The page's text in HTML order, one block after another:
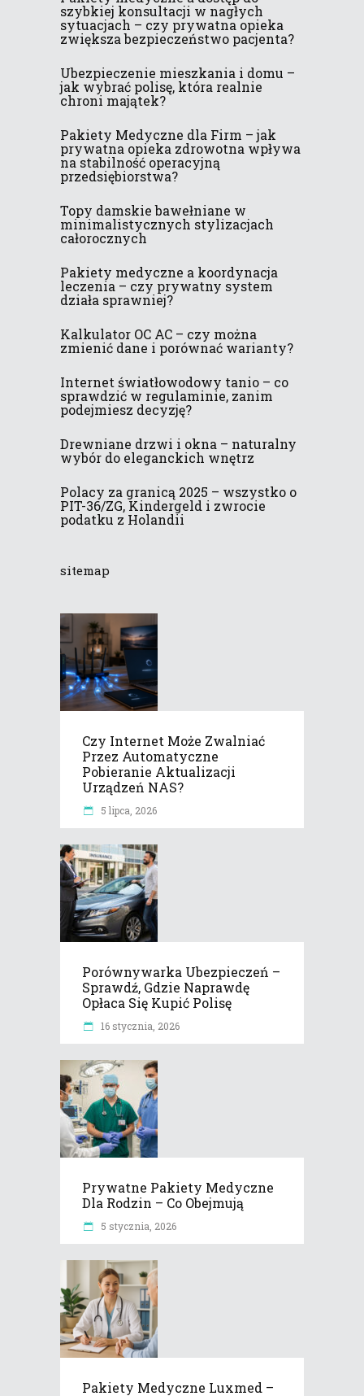
szybkiej konsultacji w nagłych
sytuacjach – czy prywatna opieka
zwiększa bezpieczeństwo pacjenta?
Ubezpieczenie mieszkania i domu –
jak wybrać polisę, która realnie
chroni majątek?
Pakiety Medyczne dla Firm – jak
prywatna opieka zdrowotna wpływa
na stabilność operacyjną
przedsiębiorstwa?
Topy damskie bawełniane w
minimalistycznych stylizacjach
całorocznych
Pakiety medyczne a koordynacja
leczenia – czy prywatny system
działa sprawniej?
Kalkulator OC AC – czy można
zmienić dane i porównać warianty?
Internet światłowodowy tanio – co
sprawdzić w regulaminie, zanim
podejmiesz decyzję?
Drewniane drzwi i okna – naturalny
wybór do eleganckich wnętrz
Polacy za granicą 2025 – wszystko o
PIT-36/ZG, Kindergeld i zwrocie
podatku z Holandii
sitemap
Czy Internet Może Zwalniać
Przez Automatyczne
Pobieranie Aktualizacji
Urządzeń NAS?
5 lipca, 2026
Porównywarka Ubezpieczeń –
Sprawdź, Gdzie Naprawdę
Opłaca Się Kupić Polisę
16 stycznia, 2026
Prywatne Pakiety Medyczne
Dla Rodzin – Co Obejmują
5 stycznia, 2026
Pakiety Medyczne Luxmed –